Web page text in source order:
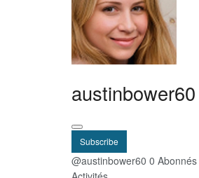
austinbower60
Subscribe
@austinbower60 0 Abonnés